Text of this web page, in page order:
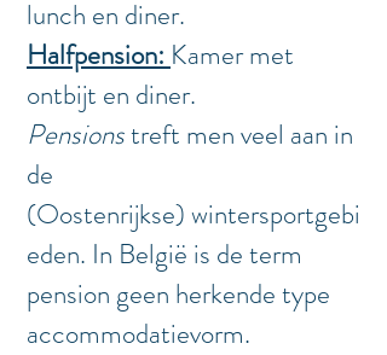
lunch en diner.
Halfpension: Kamer met
ontbijt en diner.
Pensionstreft men veel aan in
de
(Oostenrijkse)wintersportgebi
eden. In België is de term
pension geen herkende type
accommodatievorm.